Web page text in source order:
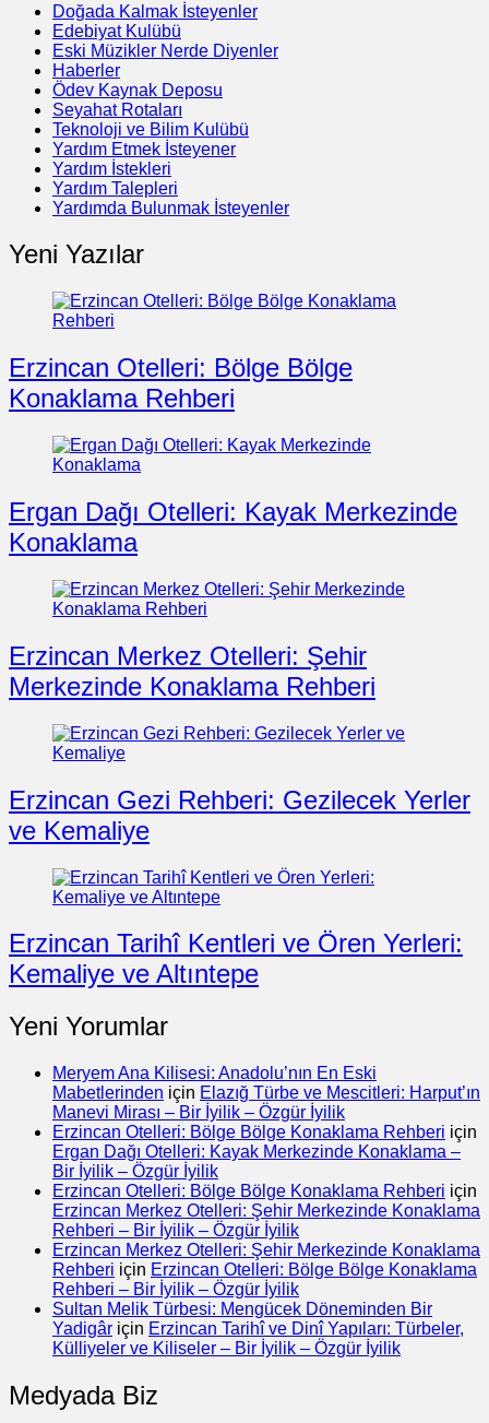
Doğada Kalmak İsteyenler
Edebiyat Kulübü
Eski Müzikler Nerde Diyenler
Haberler
Ödev Kaynak Deposu
Seyahat Rotaları
Teknoloji ve Bilim Kulübü
Yardım Etmek İsteyener
Yardım İstekleri
Yardım Talepleri
Yardımda Bulunmak İsteyenler
Yeni Yazılar
Erzincan Otelleri: Bölge Bölge
Konaklama Rehberi
Ergan Dağı Otelleri: Kayak Merkezinde
Konaklama
Erzincan Merkez Otelleri: Şehir
Merkezinde Konaklama Rehberi
Erzincan Gezi Rehberi: Gezilecek Yerler
ve Kemaliye
Erzincan Tarihî Kentleri ve Ören Yerleri:
Kemaliye ve Altıntepe
Yeni Yorumlar
Meryem Ana Kilisesi: Anadolu’nın En Eski
Mabetlerinden için Elazığ Türbe ve Mescitleri: Harput’ın
Manevi Mirası – Bir İyilik – Özgür İyilik
Erzincan Otelleri: Bölge Bölge Konaklama Rehberi için
Ergan Dağı Otelleri: Kayak Merkezinde Konaklama –
Bir İyilik – Özgür İyilik
Erzincan Otelleri: Bölge Bölge Konaklama Rehberi için
Erzincan Merkez Otelleri: Şehir Merkezinde Konaklama
Rehberi – Bir İyilik – Özgür İyilik
Erzincan Merkez Otelleri: Şehir Merkezinde Konaklama
Rehberi için Erzincan Otelleri: Bölge Bölge Konaklama
Rehberi – Bir İyilik – Özgür İyilik
Sultan Melik Türbesi: Mengücek Döneminden Bir
Yadigâr için Erzincan Tarihî ve Dinî Yapıları: Türbeler,
Külliyeler ve Kiliseler – Bir İyilik – Özgür İyilik
Medyada Biz